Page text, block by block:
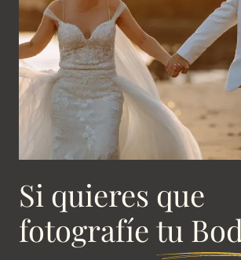
Si quieres que
fotografíetu